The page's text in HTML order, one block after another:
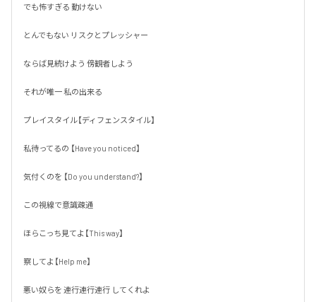
でも怖すぎる 動けない
とんでもない リスクとプレッシャー
ならば見続けよう 傍観者しよう
それが唯一 私の出来る
プレイスタイル【ディフェンスタイル】
私待ってるの 【Have you noticed】
気付くのを 【Do you understand?】
この視線で意識疎通
ほらこっち見てよ【This way】
察してよ【Help me】
悪い奴らを 連行連行連行 してくれよ